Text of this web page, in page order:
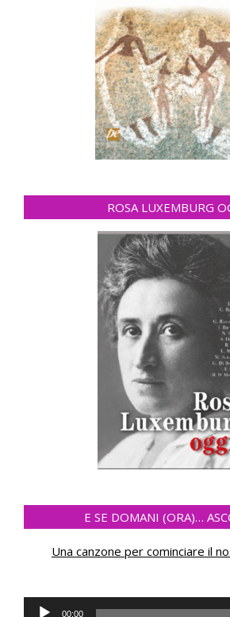
ROSA LUXEMBURG
E SE DOMANI (ORA)…
Una canzone per cominciare il
Lecteur00:00